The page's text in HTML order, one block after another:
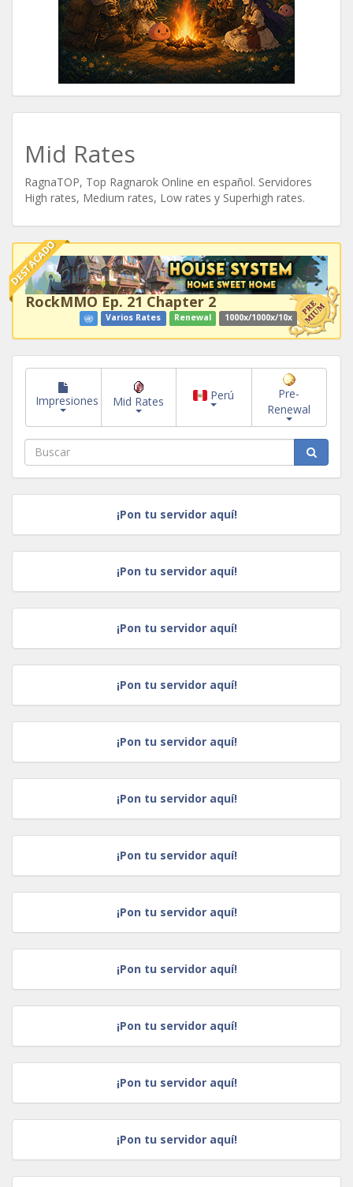
Mid Rates
RagnaTOP, Top Ragnarok Online en español. Servidores
High rates, Medium rates, Low rates y Superhigh rates.
DESTACADO
RockMMO Ep. 21 Chapter 2
Varios Rates Renewal 1000x/1000x/10x
Impresiones Mid Rates Perú
Pre-
Renewal
¡Pon tu servidor aquí!
¡Pon tu servidor aquí!
¡Pon tu servidor aquí!
¡Pon tu servidor aquí!
¡Pon tu servidor aquí!
¡Pon tu servidor aquí!
¡Pon tu servidor aquí!
¡Pon tu servidor aquí!
¡Pon tu servidor aquí!
¡Pon tu servidor aquí!
¡Pon tu servidor aquí!
¡Pon tu servidor aquí!